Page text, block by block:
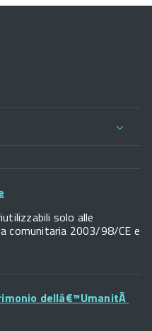
solo alle
comunitaria 2003/98/CE e
dellâ€™UmanitÃ